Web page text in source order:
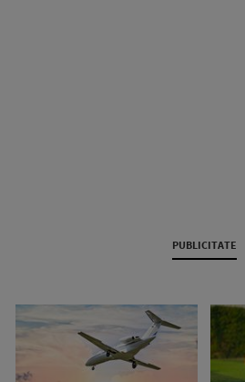
PUBLICITATE